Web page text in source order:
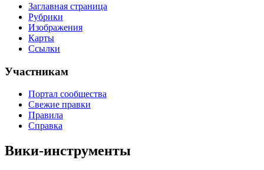
Заглавная страница
Рубрики
Изображения
Карты
Ссылки
Участникам
Портал сообщества
Свежие правки
Правила
Справка
Вики-инструменты